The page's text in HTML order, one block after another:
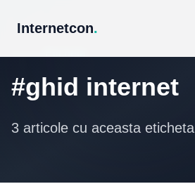
Internetcon.
#ghid internet
3 articole cu aceasta eticheta